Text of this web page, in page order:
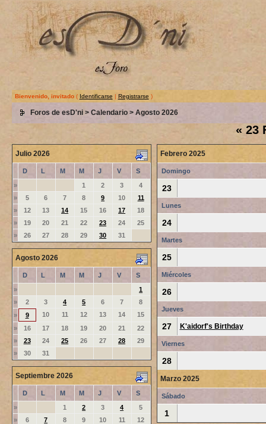
Bienvenido, invitado( Identificarse | Registrarse )
Foros de esD'ni> Calendario> Agosto 2026
«23
Julio 2026
D L M M J V
S
»
1 2 3
4
»
5 6 7 8 9 10
11
»
12 13 14 15 16 17
18
»
19 20 21 22 23 24
25
»
26 27 28 29 30 31
Agosto 2026
D L M M J V
S
»
1
»
2 3 4 5 6 7
8
»
9 10 11 12 13 14
15
»
16 17 18 19 20 21
22
»
23 24 25 26 27 28
29
»
30 31
Septiembre 2026
D L M M J V
S
»
1 2 3 4
5
»
6 7 8 9 10 11
12
Febrero 2025
Domingo
23
Lunes
24
Martes
25
Miércoles
26
Jueves
27 K'aidorf's Birthday
Viernes
28
Marzo 2025
Sábado
1